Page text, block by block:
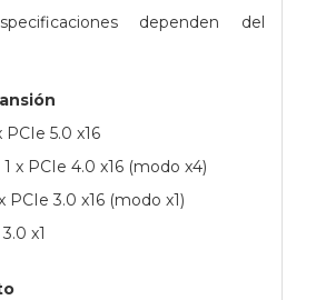
dependen del
PCIe 5.0 x16
x PCIe 4.0 x16 (modo x4)
PCIe 3.0 x16 (modo x1)
x1